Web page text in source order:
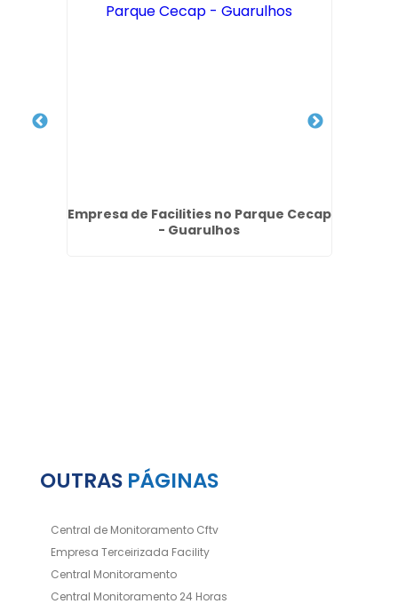
Empresa de Facilities no Parque Cecap
- Guarulhos
OUTRAS PÁGINAS
Central de Monitoramento Cftv
Empresa Terceirizada Facility
Central Monitoramento
Central Monitoramento 24 Horas